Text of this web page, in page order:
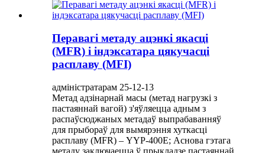
Перавагі метаду ацэнкі якасці
(MFR) і індэксатара цякучасці
расплаву (MFI)
адміністратарам 25-12-13
Метад адзінарнай масы (метад нагрузкі з
пастаяннай вагой) з'яўляецца адным з
распаўсюджаных метадаў выпрабаванняў
для прыбораў для вымярэння хуткасці
расплаву (MFR) – YYP-400E; Аснова гэтага
метаду заключаецца ў прыкладзе пастаяннай